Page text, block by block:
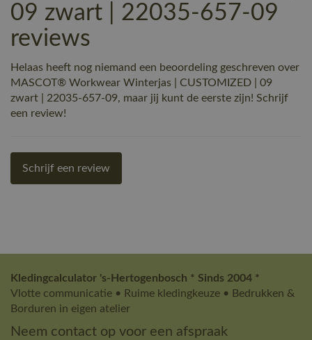
09 zwart | 22035-657-09
reviews
Helaas heeft nog niemand een beoordeling geschreven over
MASCOT® Workwear Winterjas | CUSTOMIZED | 09
zwart | 22035-657-09, maar jij kunt de eerste zijn! Schrijf
een review!
Schrijf een review
Kledingcalculator 's-Hertogenbosch * Sinds 2004 *
Vlotte communicatie • Ruime kledingkeuze • Bedrukken &
Borduren in eigen atelier
Neem contact op voor een afspraak